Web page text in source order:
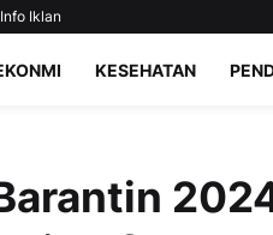
Info Iklan
KESEHATAN